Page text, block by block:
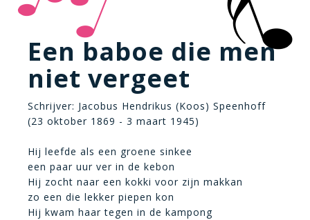
Een baboe die men
niet vergeet
Schrijver: Jacobus Hendrikus (Koos) Speenhoff
(23 oktober 1869 - 3 maart 1945)
Hij leefde als een groene sinkee
een paar uur ver in de kebon
Hij zocht naar een kokki voor zijn makkan
zo een die lekker piepen kon
Hij kwam haar tegen in de kampong